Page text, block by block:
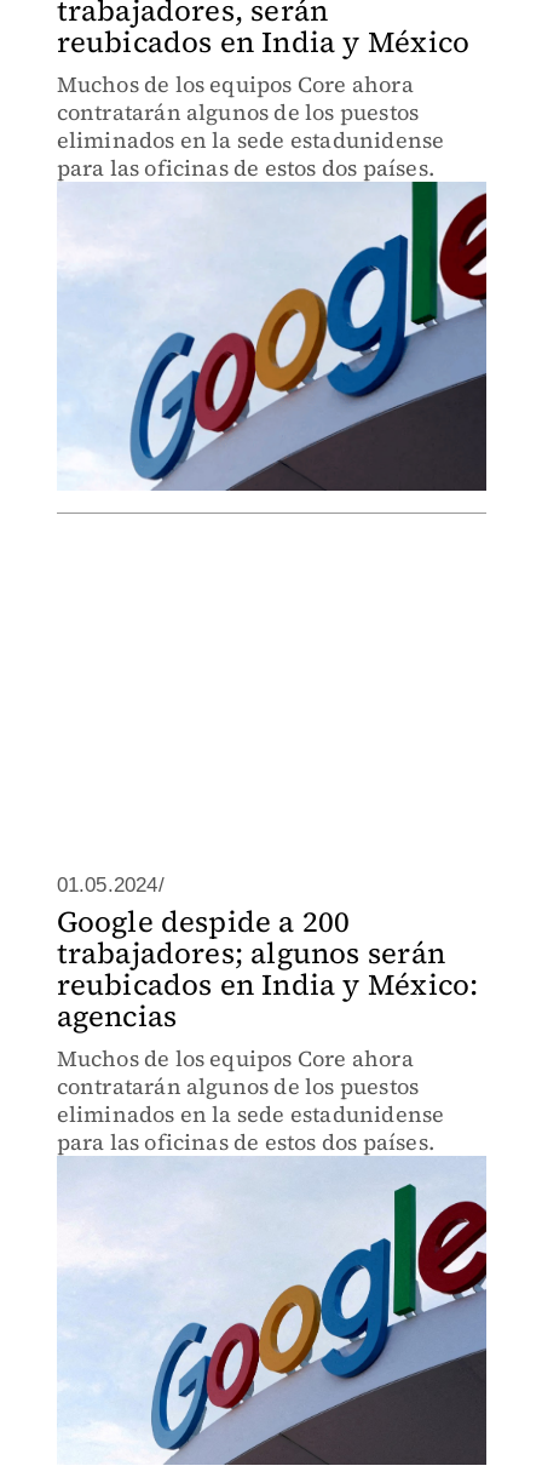
trabajadores, serán
reubicados en India y México
Muchos de los equipos Core ahora
contratarán algunos de los puestos
eliminados en la sede estadunidense
para las oficinas de estos dos países.
01.05.2024/
Google despide a 200
trabajadores; algunos serán
reubicados en India y México:
agencias
Muchos de los equipos Core ahora
contratarán algunos de los puestos
eliminados en la sede estadunidense
para las oficinas de estos dos países.